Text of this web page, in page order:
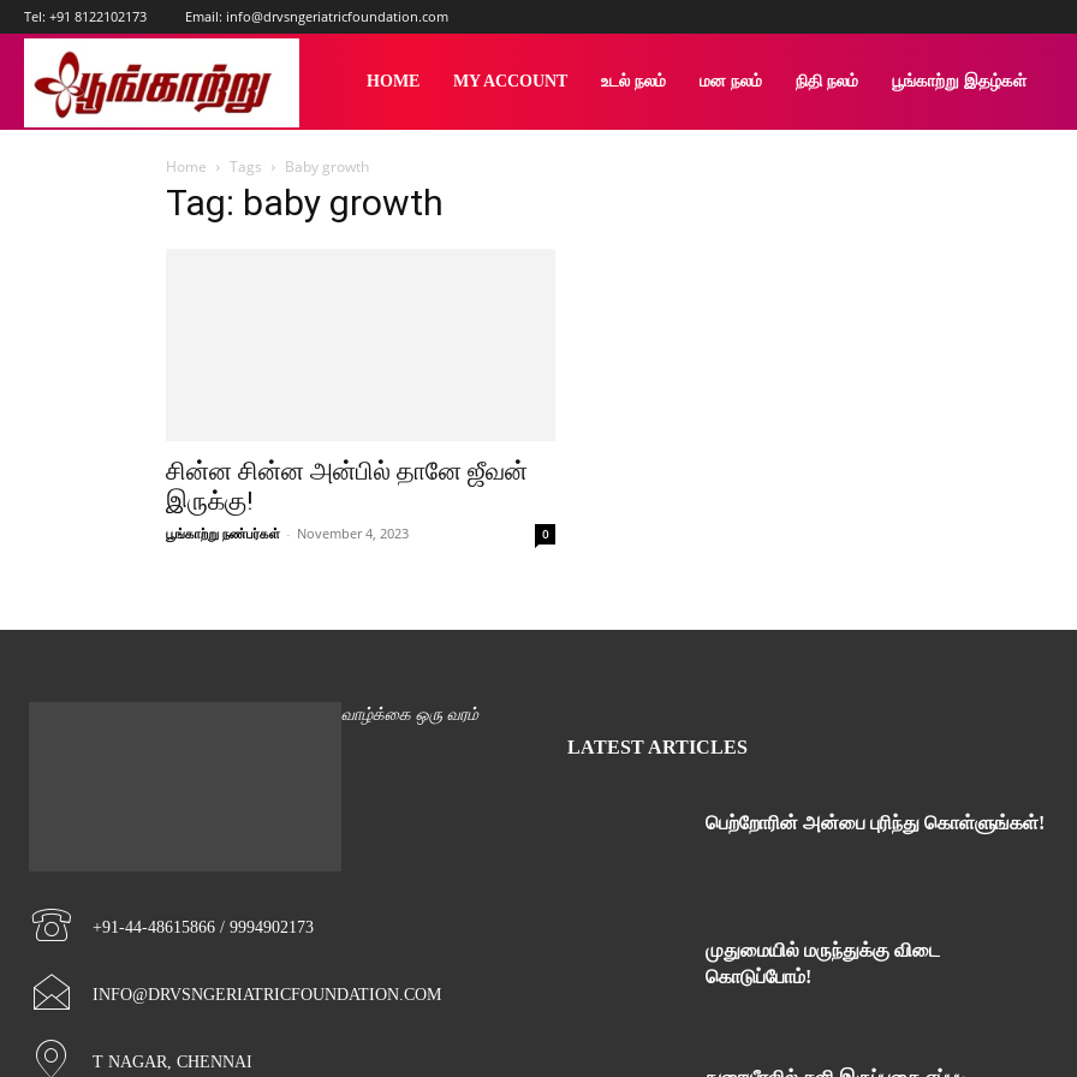
Tel: +91 8122102173 Email: info@drvsngeriatricfoundation.com
HOME MY ACCOUNT உடல் நலம் மன நலம் நிதி நலம் பூங்காற்று இதழ்கள்
Home Tags Baby growth
Tag: baby growth
சின்ன சின்ன அன்பில் தானே ஜீவன்
இருக்கு!
பூங்காற்று நண்பர்கள் - November 4, 2023 0
வாழ்க்கை ஒரு வரம்
+91-44-48615866 / 9994902173
INFO@DRVSNGERIATRICFOUNDATION.COM
T NAGAR, CHENNAI
LATEST ARTICLES
பெற்றோரின் அன்பை புரிந்து கொள்ளுங்கள்!
முதுமையில் மருந்துக்கு விடை
கொடுப்போம்!